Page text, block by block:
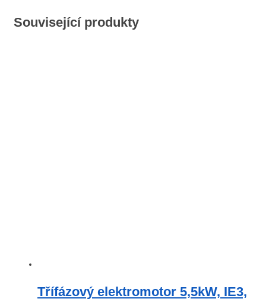
Související produkty
Třífázový elektromotor 5,5kW, IE3,